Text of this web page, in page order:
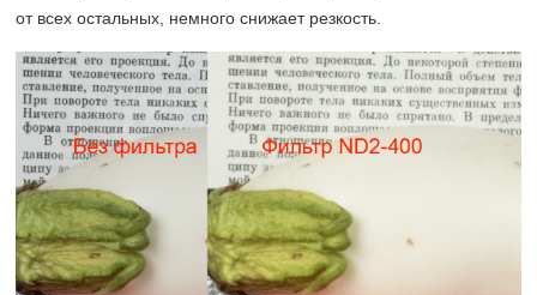
от всех остальных, немного снижает резкость.